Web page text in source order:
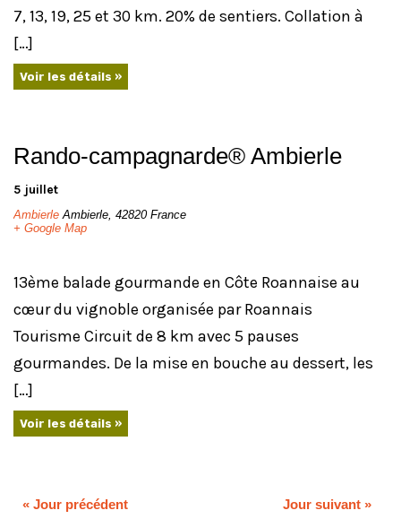
7, 13, 19, 25 et 30 km. 20% de sentiers. Collation à
[…]
Voir les détails »
Rando-campagnarde® Ambierle
5 juillet
Ambierle Ambierle 42820 France
+ Google Map
13ème balade gourmande en Côte Roannaise au
cœur du vignoble organisée par Roannais
Tourisme Circuit de 8 km avec 5 pauses
gourmandes. De la mise en bouche au dessert, les
[…]
Voir les détails »
« Jour précédent Jour suivant »